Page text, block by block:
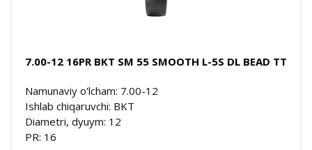
7.00-12 16PR BKT SM 55 SMOOTH L-5S DL BEAD TT
Namunaviy o'lcham: 7.00-12
Ishlab chiqaruvchi: BKT
Diametri, dyuym: 12
PR: 16